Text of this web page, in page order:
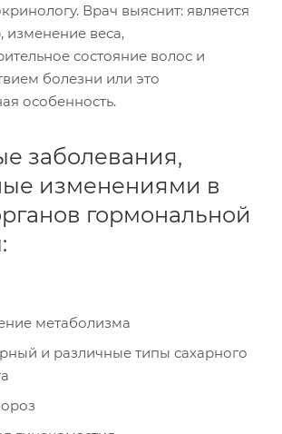
Врач выяснит: является
изменение веса,
состояние волос и
болезни или это
особенность.
заболевания,
изменениями в
гормональной
метаболизма
и различные типы сахарного